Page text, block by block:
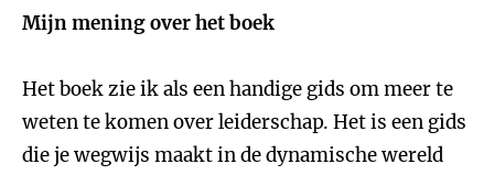
Mijn mening over het boek
Het boek zie ik als een handige gids om meer te
weten te komen over leiderschap. Het is een gids
die je wegwijs maakt in de dynamische wereld